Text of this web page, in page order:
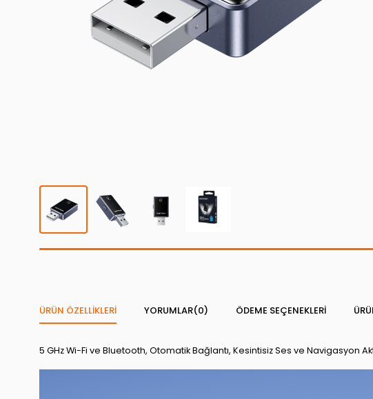
ÜRÜN ÖZELLIKLERI YORUMLAR(0) ÖDEME SEÇENEKLERI
5 GHz Wi-Fi ve Bluetooth, Otomatik Bağlantı, Kesintisiz Ses ve Navigasyon